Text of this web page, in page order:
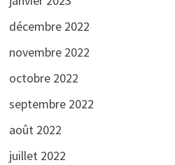
décembre 2022
novembre 2022
octobre 2022
septembre 2022
août 2022
juillet 2022